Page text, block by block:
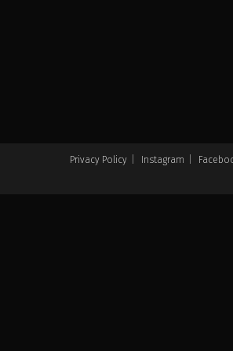
Privacy Policy Instagram